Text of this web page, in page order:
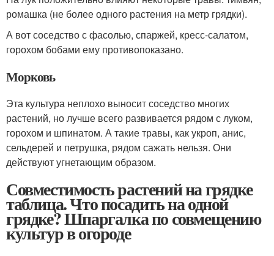
ромашка (не более одного растения на метр грядки).
А вот соседство с фасолью, спаржей, кресс-салатом,
горохом бобами ему противопоказано.
Морковь
Эта культура неплохо выносит соседство многих
растений, но лучше всего развивается рядом с луком,
горохом и шпинатом. А такие травы, как укроп, анис,
сельдерей и петрушка, рядом сажать нельзя. Они
действуют угнетающим образом.
Совместимость растений на грядке
таблица. Что посадить на одной
грядке? Шпаргалка по совмещению
культур в огороде